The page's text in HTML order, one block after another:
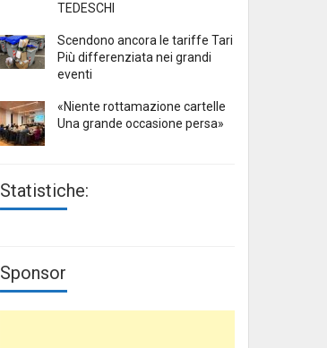
TEDESCHI
Scendono ancora le tariffe Tari
Più differenziata nei grandi
eventi
«Niente rottamazione cartelle
Una grande occasione persa»
Statistiche:
Sponsor